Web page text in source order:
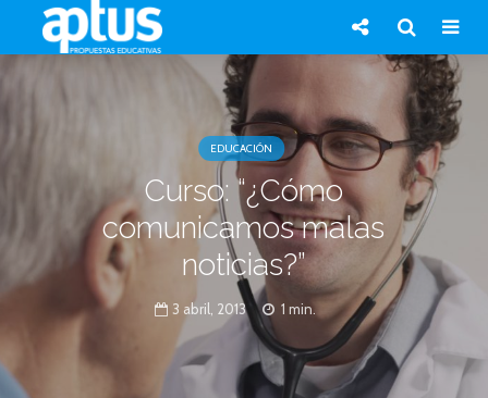
EDUCACIÓN
Curso: “¿Cómo
comunicamos malas
noticias?”
3 abril, 2013 1 min.